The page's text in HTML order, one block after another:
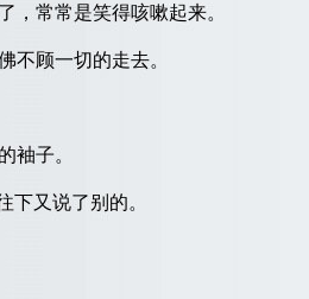
常常是笑得咳嗽起来。
顾一切的走去。
袖子。
又说了别的。